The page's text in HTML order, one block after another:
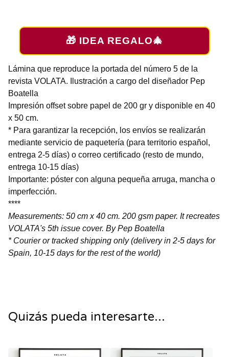
🎁 IDEA REGALO🎄
Lámina que reproduce la portada del número 5 de la
revista VOLATA. Ilustración a cargo del diseñador Pep
Boatella
Impresión offset sobre papel de 200 gr y disponible en 40
x 50 cm.
* Para garantizar la recepción, los envíos se realizarán
mediante servicio de paquetería (para territorio español,
entrega 2-5 días) o correo certificado (resto de mundo,
entrega 10-15 días)
Importante: póster con alguna pequeña arruga, mancha o
imperfección.
****
Measurements: 50 cm x 40 cm. 200 gsm paper. It recreates
VOLATA's 5th issue cover. By Pep Boatella
* Courier or tracked shipping only (delivery in 2-5 days for
Spain, 10-15 days for the rest of the world)
Quizás pueda interesarte...